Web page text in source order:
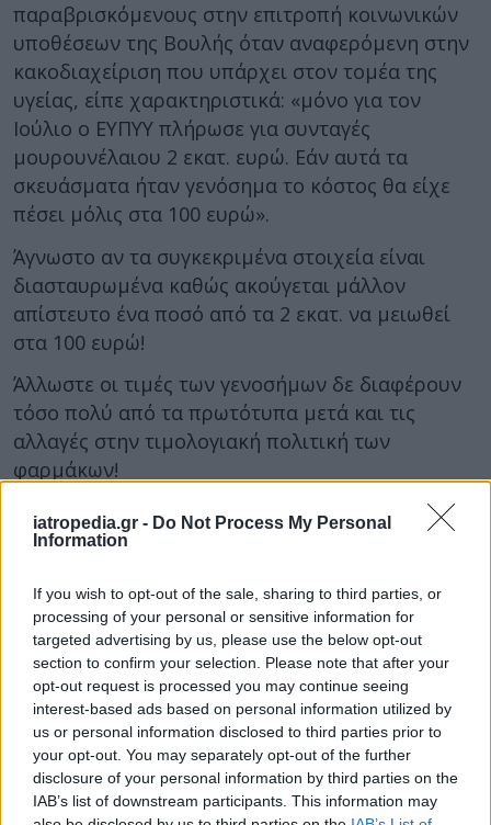
iatropedia.gr - Do Not Process My Personal
Information
If you wish to opt-out of the sale, sharing to third parties, or
processing of your personal or sensitive information for
targeted advertising by us, please use the below opt-out
section to confirm your selection. Please note that after your
opt-out request is processed you may continue seeing
interest-based ads based on personal information utilized by
us or personal information disclosed to third parties prior to
your opt-out. You may separately opt-out of the further
disclosure of your personal information by third parties on the
IAB’s list of downstream participants. This information may
παραβρισκόμενους στην επιτροπή κοινωνικών
υποθέσεων της Βουλής όταν αναφερόμενη στην
κακοδιαχείριση που υπάρχει στον τομέα της
υγείας, είπε χαρακτηριστικά: «μόνο για τον
Ιούλιο ο ΕΥΠΥΥ πλήρωσε για συνταγές
μουρουνέλαιου 2 εκατ. ευρώ. Εάν αυτά τα
σκευάσματα ήταν γενόσημα το κόστος θα είχε
πέσει μόλις στα 100 ευρώ».
Άγνωστο αν τα συγκεκριμένα στοιχεία είναι
διασταυρωμένα καθώς ακούγεται μάλλον
απίστευτο ένα ποσό από τα 2 εκατ. να μειωθεί
στα 100 ευρώ!
Άλλωστε οι τιμές των γενοσήμων δε διαφέρουν
τόσο πολύ από τα πρωτότυπα μετά και τις
αλλαγές στην τιμολογιακή πολιτική των
φαρμάκων!
Facebook Twitter